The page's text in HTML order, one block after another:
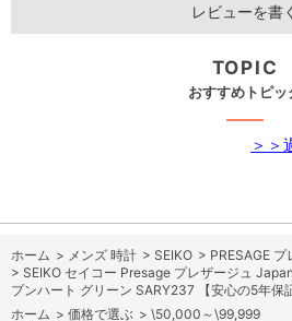
レビューを書く
TOPIC
おすすめトピッ
＞＞
ホーム > メンズ 時計 > SEIKO > PRESAGE プ
> SEIKO セイコー Presage プレザージュ
プンハート グリーン SARY237 【安心の5年保
ホーム > 価格で選ぶ > \50,000～\99,999